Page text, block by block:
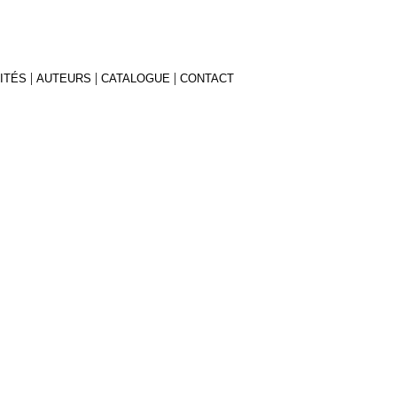
| AUTEURS | CATALOGUE | CONTACT